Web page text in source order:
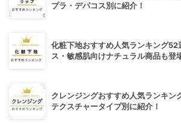
プラ・デパコス別に紹介！
化粧下地おすすめ人気ランキング52
ス・敏感肌向けナチュラル商品も登
クレンジングおすすめ人気ランキン
テクスチャータイプ別に紹介！